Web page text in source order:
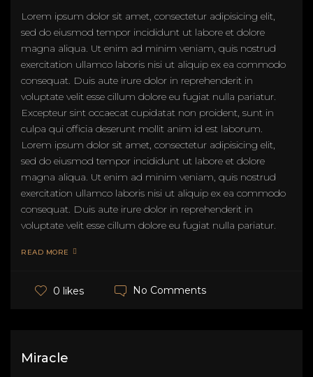
Lorem ipsum dolor sit amet, consectetur adipisicing elit,
sed do eiusmod tempor incididunt ut labore et dolore
magna aliqua. Ut enim ad minim veniam, quis nostrud
exercitation ullamco laboris nisi ut aliquip ex ea commodo
consequat. Duis aute irure dolor in reprehenderit in
voluptate velit esse cillum dolore eu fugiat nulla pariatur.
Excepteur sint occaecat cupidatat non proident, sunt in
culpa qui officia deserunt mollit anim id est laborum.
Lorem ipsum dolor sit amet, consectetur adipisicing elit,
sed do eiusmod tempor incididunt ut labore et dolore
magna aliqua. Ut enim ad minim veniam, quis nostrud
exercitation ullamco laboris nisi ut aliquip ex ea commodo
consequat. Duis aute irure dolor in reprehenderit in
voluptate velit esse cillum dolore eu fugiat nulla pariatur.
READ MORE
0 likes No Comments
Miracle